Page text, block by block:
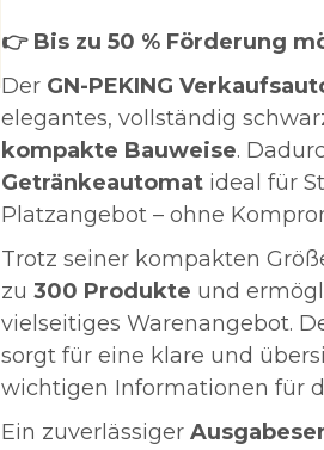
👉 Bis zu 50 % Förderung
Der GN-PEKING
elegantes, vollständig
kompakte Bauweise.
Getränkeautomat ideal für
Platzangebot – ohne
Trotz seiner kompakten
zu 300 Produkte und
vielseitiges Warenangebot.
sorgt für eine klare und
wichtigen Informationen für
Ein zuverlässiger